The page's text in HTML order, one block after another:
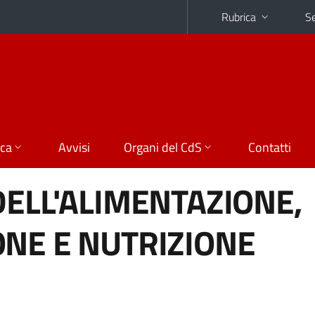
Rubrica
Avvisi Organi del CdS Contatti
E NUTRIZIONE